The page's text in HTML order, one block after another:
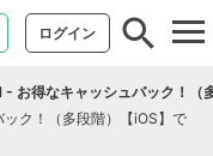
ログイン
お得なキャッシュバック！（
ク！（多段階）【iOS】で